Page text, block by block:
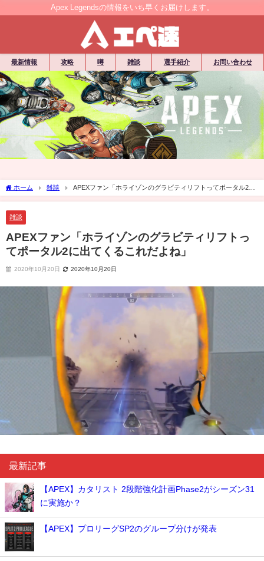
Apex Legendsの情報をいち早くお届けします。
最新情報 攻略 噂 雑談 選手紹介 お問い合わせ
ホーム 雑談
APEXファン「ホライゾンのグラビティリフトってポータル2に
出てくるこれだよね」
雑談
APEXファン「ホライゾンのグラビティリフトっ
てポータル2に出てくるこれだよね」
2020年10月20日 2020年10月20日
最新記事
【APEX】カタリスト 2段階強化計画Phase2がシーズン31
に実施か？
【APEX】プロリーグSP2のグループ分けが発表